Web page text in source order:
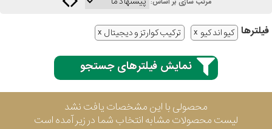
مرتب سازی بر اساس:
فیلتر‌ها کیو اند کیو ترکیب کوارتز و دیجیتال
نمایش فیلترهای جستجو
محصولی با این مشخصات یافت نشد
لیست محصولات مشابه انتخاب شما در زیر آمده است
3
سیکو